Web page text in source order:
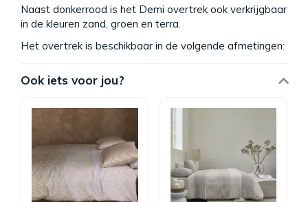
Naast donkerrood is het Demi overtrek ook verkrijgbaar
in de kleuren zand, groen en terra.
Het overtrek is beschikbaar in de volgende afmetingen:
Ook iets voor jou?